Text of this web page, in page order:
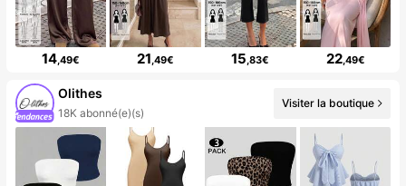
14,49€ 21,49€ 15,83€ 22,49€
Olithes
18K abonné(e)(s)
Visiter la boutique